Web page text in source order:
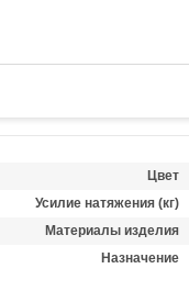
Цвет
Усилие натяжения (кг)
Материалы изделия
Назначение